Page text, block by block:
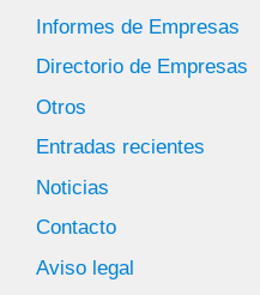
Informes de Empresas
Directorio de Empresas
Otros
Entradas recientes
Noticias
Contacto
Aviso legal